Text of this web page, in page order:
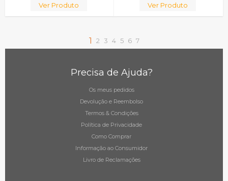
Ver Produto Ver Produto
1 2 3 4 5 6 7
Precisa de Ajuda?
Os meus pedidos
Devolução e Reembolso
Termos & Condições
Política de Privacidade
Como Comprar
Informação ao Consumidor
Livro de Reclamações